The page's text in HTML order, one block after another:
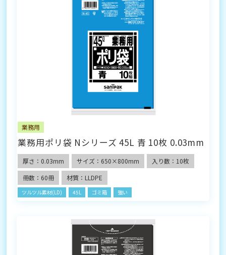
業務用
業務用ポリ袋 Nシリーズ 45L 青 10枚 0.03mm
厚さ：0.03mm サイズ：650×800mm
入り数：10枚
冊数：60冊
材質：LLDPE
ツルツル素材(LD) 45L ゴミ箱 強い